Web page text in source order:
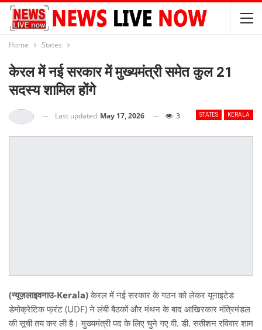
Home States
केरल में नई सरकार में मुख्यमंत्री समेत कुल 21
सदस्य शामिल होंगे
STATES KERALA
Last updated May 17, 2026 3
(न्यूज़लाइवनाउ-Kerala)केरल में नई सरकार के गठन को लेकर यूनाइटेड
डेमोक्रेटिक फ्रंट (UDF) ने लंबी बैठकों और मंथन के बाद आखिरकार मंत्रिमंडल
की सूची तय कर ली है। मुख्यमंत्री पद के लिए चुने गए वी. डी. सतीशन रविवार शाम